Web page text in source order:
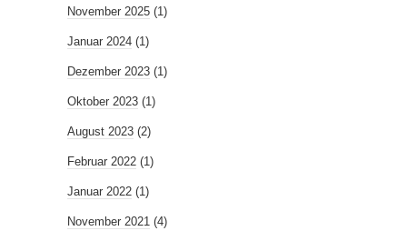
November 2025 (1)
Januar 2024 (1)
Dezember 2023 (1)
Oktober 2023 (1)
August 2023 (2)
Februar 2022 (1)
Januar 2022 (1)
November 2021 (4)